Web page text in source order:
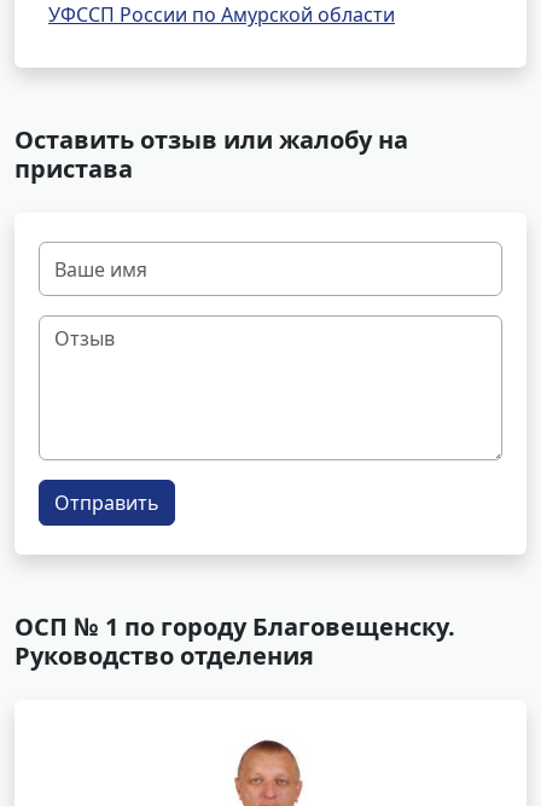
УФССП России по Амурской области
Оставить отзыв или жалобу на
пристава
Отправить
ОСП № 1 по городу Благовещенску.
Руководство отделения